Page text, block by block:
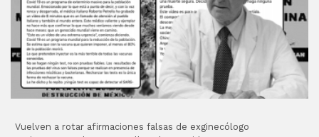
Vuelven a rotar afirmaciones falsas de exginecólogo